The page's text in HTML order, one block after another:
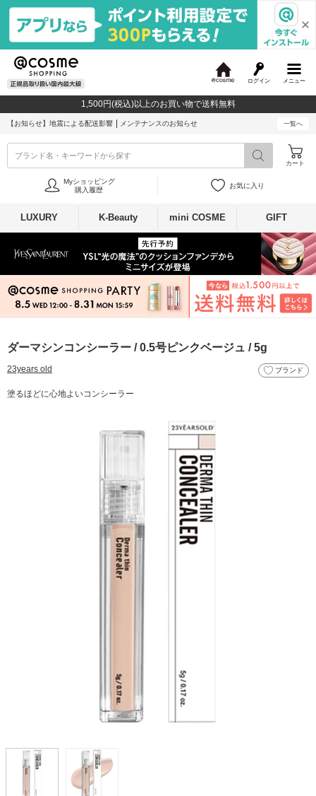
メニュー
ログイン
c
o
1,500円(税込)以上のお買い物で送料無料
【お知らせ】 地震による配送影響 メンテナンスのお知らせ 一覧へ
ブランド名・キーワードから探す
カート
Myショッピング
購入履歴
お気に入り
LUXURY K-Beauty mini COSME GIFT
ダーマシンコンシーラー / 0.5号ピンクベージュ / 5g
23years old ブランド
塗るほどに心地よいコンシーラー